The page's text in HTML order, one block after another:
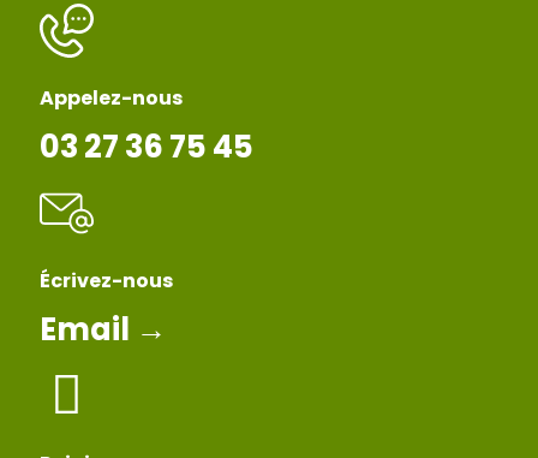
Appelez-nous
03 27 36 75 45
Écrivez-nous
Email →